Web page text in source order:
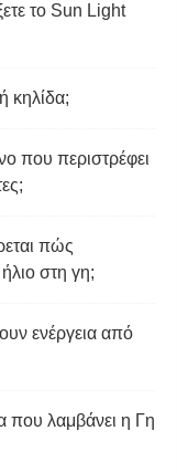
το Sun Light
κηλίδα;
που περιστρέφει
πώς
στη γη;
ενέργεια από
που λαμβάνει η Γη